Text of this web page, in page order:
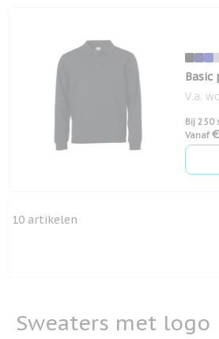
Basic
V.a.
Bij 250
Vanaf
10 artikelen
Sweaters met logo